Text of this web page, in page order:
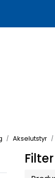
Akselutstyr
Filter